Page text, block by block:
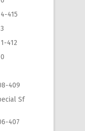
415
412
409
Sf
407